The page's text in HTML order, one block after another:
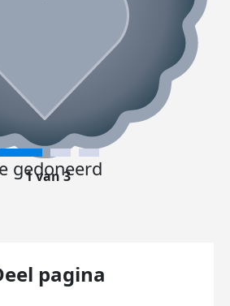
gedoneerd
1 van 3
pagina